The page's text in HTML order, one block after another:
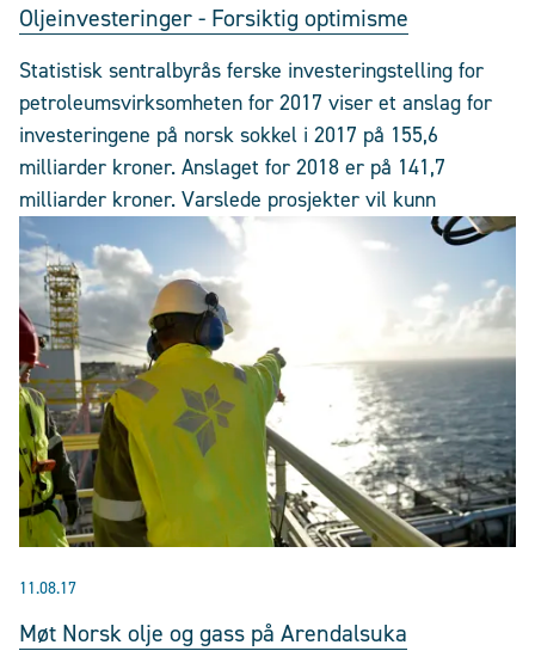
Oljeinvesteringer - Forsiktig optimisme
Statistisk sentralbyrås ferske investeringstelling for
petroleumsvirksomheten for 2017 viser et anslag for
investeringene på norsk sokkel i 2017 på 155,6
milliarder kroner. Anslaget for 2018 er på 141,7
milliarder kroner. Varslede prosjekter vil kunn
11.08.17
Møt Norsk olje og gass på Arendalsuka